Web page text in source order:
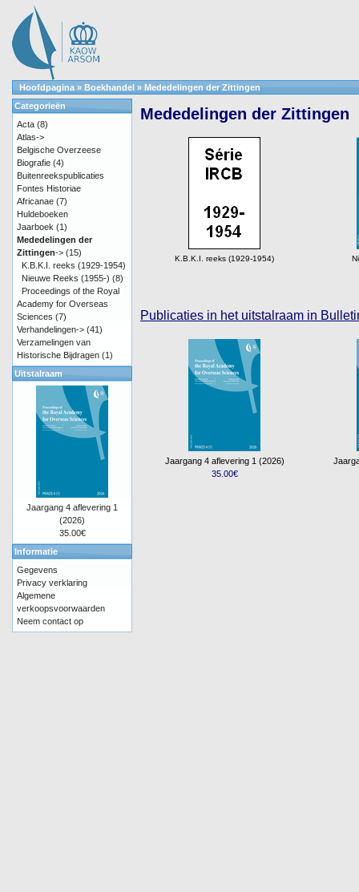
Hoofdpagina » Boekhandel » Mededelingen der Zittingen
Mededelingen der Zittingen
K.B.K.I. reeks (1929-1954)
Publicaties in het uitstalraam in
Jaargang 4 aflevering 1 (2026)
35.00€
Categorieën
Acta (8)
Atlas->
Belgische Overzeese
Biografie (4)
Buitenreekspublicaties
Fontes Historiae
Africanae (7)
Huldeboeken
Jaarboek (1)
Mededelingen der
Zittingen-> (15)
K.B.K.I. reeks (1929-1954)
Nieuwe Reeks (1955-) (8)
Proceedings of the Royal
Academy for Overseas
Sciences (7)
Verhandelingen-> (41)
Verzamelingen van
Historische Bijdragen (1)
Uitstalraam
Jaargang 4 aflevering 1
(2026)
35.00€
Informatie
Gegevens
Privacy verklaring
Algemene
verkoopsvoorwaarden
Neem contact op